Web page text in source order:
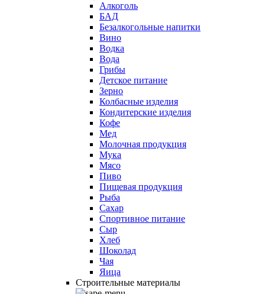
Алкоголь
БАД
Безалкогольные напитки
Вино
Водка
Вода
Грибы
Детское питание
Зерно
Колбасные изделия
Кондитерские изделия
Кофе
Мед
Молочная продукция
Мука
Мясо
Пиво
Пищевая продукция
Рыба
Сахар
Спортивное питание
Сыр
Хлеб
Шоколад
Чая
Яица
Строительные материалы